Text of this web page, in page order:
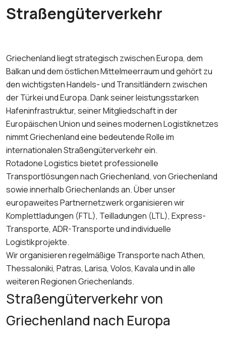
Straßengüterverkehr
Griechenland liegt strategisch zwischen Europa, dem
Balkan und dem östlichen Mittelmeerraum und gehört zu
den wichtigsten Handels- und Transitländern zwischen
der Türkei und Europa. Dank seiner leistungsstarken
Hafeninfrastruktur, seiner Mitgliedschaft in der
Europäischen Union und seines modernen Logistiknetzes
nimmt Griechenland eine bedeutende Rolle im
internationalen Straßengüterverkehr ein.
Rotadone Logistics bietet professionelle
Transportlösungen nach Griechenland, von Griechenland
sowie innerhalb Griechenlands an. Über unser
europaweites Partnernetzwerk organisieren wir
Komplettladungen (FTL), Teilladungen (LTL), Express-
Transporte, ADR-Transporte und individuelle
Logistikprojekte.
Wir organisieren regelmäßige Transporte nach Athen,
Thessaloniki, Patras, Larisa, Volos, Kavala und in alle
weiteren Regionen Griechenlands.
Straßengüterverkehr von
Griechenland nach Europa